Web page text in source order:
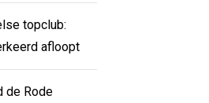
topclub:
afloopt
de Rode